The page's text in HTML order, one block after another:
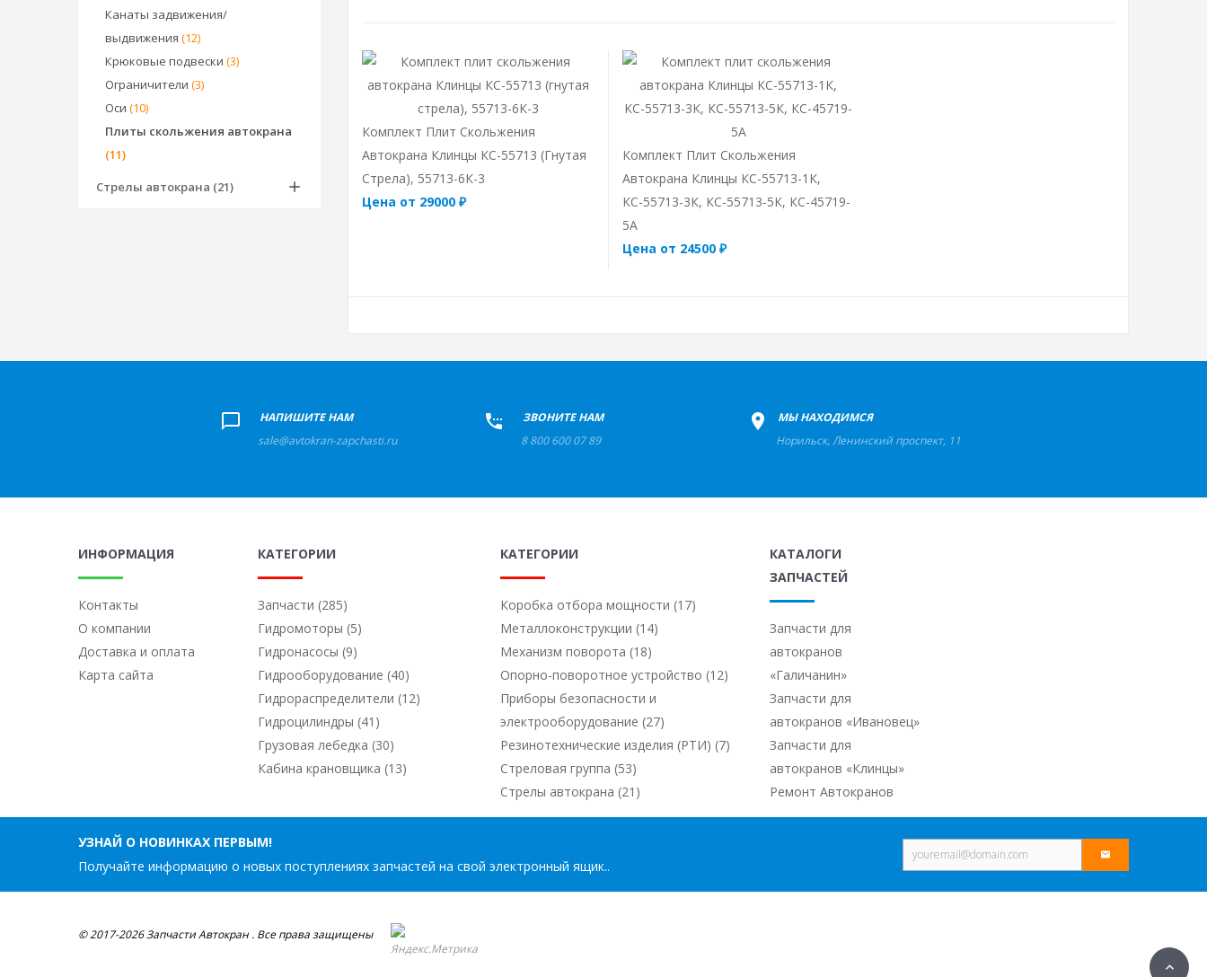
Канаты задвижения/
выдвижения (12)
Крюковые подвески (3)
Ограничители (3)
Оси (10)
Плиты скольжения автокрана
(11)
Стрелы автокрана (21)
Комплект Плит Скольжения
Автокрана Клинцы КС-55713 (гнутая
Стрела), 55713-6К-3
Цена от 29000 ₽
Комплект Плит Скольжения
Автокрана Клинцы КС-55713-1К,
КС-55713-3К, КС-55713-5К, КС-45719-
5А
Цена от 24500 ₽
НАПИШИТЕ НАМ
sale@avtokran-zapchasti.ru
ЗВОНИТЕ НАМ
8 800 600 07 89
МЫ НАХОДИМСЯ
Норильск,Ленинский проспект, 11
ИНФОРМАЦИЯ
Контакты
О компании
Доставка и оплата
Карта сайта
КАТЕГОРИИ
Запчасти (285)
Гидромоторы (5)
Гидронасосы (9)
Гидрооборудование (40)
Гидрораспределители (12)
Гидроцилиндры (41)
Грузовая лебедка (30)
Кабина крановщика (13)
КАТЕГОРИИ
Коробка отбора мощности (17)
Металлоконструкции (14)
Механизм поворота (18)
Опорно-поворотное устройство (12)
Приборы безопасности и
электрооборудование (27)
Резинотехнические изделия (РТИ) (7)
Стреловая группа (53)
Стрелы автокрана (21)
КАТАЛОГИ
ЗАПЧАСТЕЙ
Запчасти для
автокранов
«Галичанин»
Запчасти для
автокранов «Ивановец»
Запчасти для
автокранов «Клинцы»
Ремонт Автокранов
УЗНАЙ О НОВИНКАХ ПЕРВЫМ!
Получайте информацию о новых поступлениях запчастей на свой электронный ящик..
© 2017-2026 Запчасти Автокран . Все права защищены